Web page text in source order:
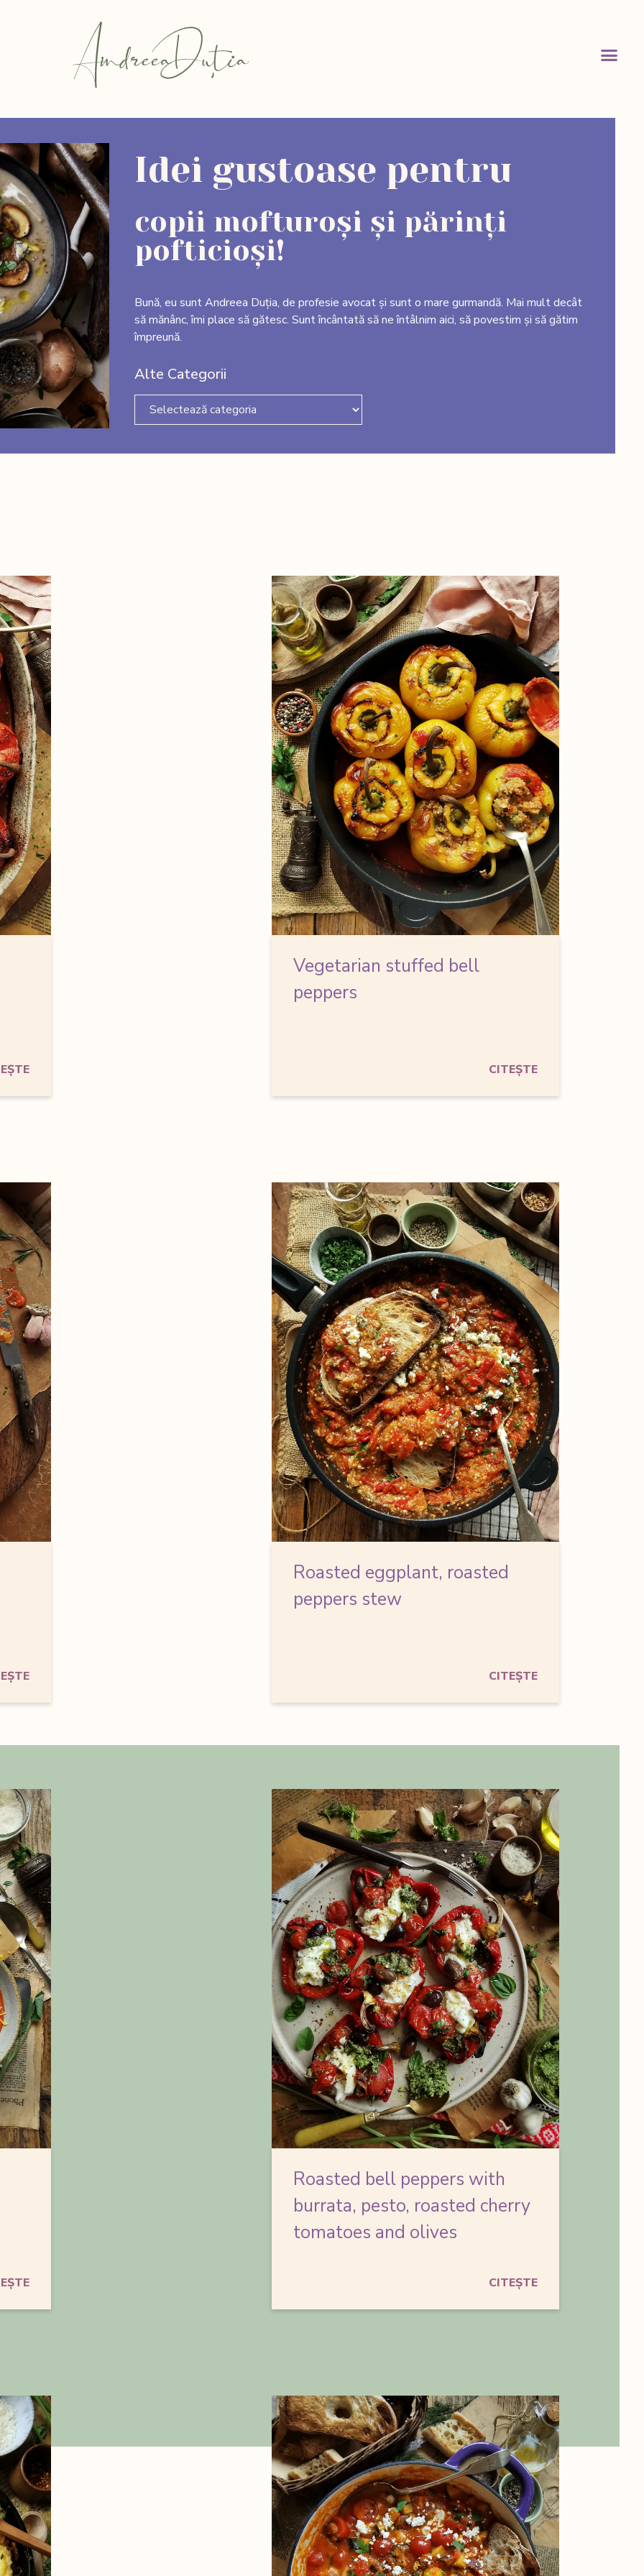
Idei gustoase pentru
copii mofturoși și părinți
pofticioși!
Bună, eu sunt Andreea Duția, de profesie avocat și sunt o mare gurmandă. Mai mult decât
să mănânc, îmi place să gătesc. Sunt încântată să ne întâlnim aici, să povestim și să gătim
împreună.
Alte Categorii
Vegetarian stuffed bell
peppers
CITEȘTE
Roasted eggplant, roasted
peppers stew
CITEȘTE
Roasted bell peppers with
burrata, pesto, roasted cherry
tomatoes and olives
CITEȘTE